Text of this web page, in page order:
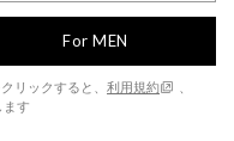
For MEN
リックすると、 利用規約
ます